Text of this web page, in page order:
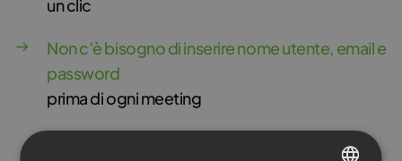
un clic
Non c’è bisogno di inserire nome utente, email e
password
prima di ogni meeting